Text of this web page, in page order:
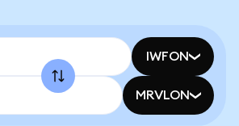
IWFON
MRVLON